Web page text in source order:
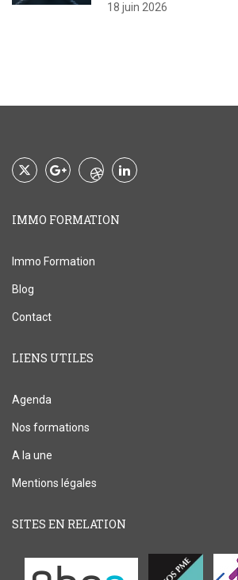
18 juin 2026
IMMO FORMATION
Immo Formation
Blog
Contact
LIENS UTILES
Agenda
Nos formations
A la une
Mentions légales
SITES EN RELATION